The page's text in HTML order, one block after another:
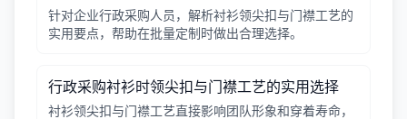
针对企业行政采购人员，解析衬衫领尖扣与门襟工艺的
实用要点，帮助在批量定制时做出合理选择。
行政采购衬衫时领尖扣与门襟工艺的实用选择
衬衫领尖扣与门襟工艺直接影响团队形象和穿着寿命，